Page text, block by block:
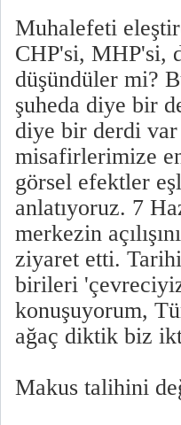
Muhalefeti
CHP'si, MHP'si,
düşündüler mi?
şuheda diye bir
diye bir derdi var
misafirlerimize
görsel efektler
anlatıyoruz. 7
merkezin
ziyaret etti.
birileri
konuşuyorum,
ağaç diktik biz
Makus talihini